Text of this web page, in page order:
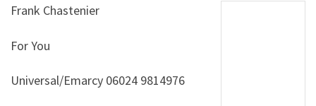
Frank Chastenier
For You
Universal/Emarcy 06024 9814976